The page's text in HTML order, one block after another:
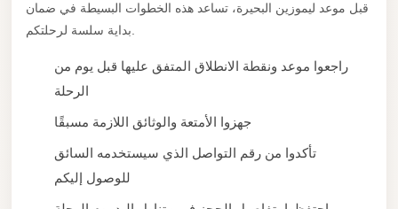
قبل موعد ليموزين البحيرة، تساعد هذه الخطوات البسيطة في ضمان
راجعوا موعد ونقطة الانطلاق المتفق عليها قبل يوم من
الرحلة
جهزوا الأمتعة والوثائق اللازمة مسبقًا
تأكدوا من رقم التواصل الذي سيستخدمه السائق
للوصول إليكم
Cairo
Airport
Limousine